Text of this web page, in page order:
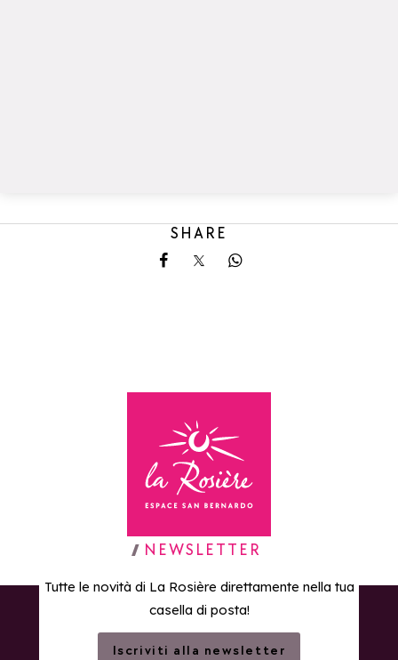
SHARE
Share on Facebook
Share on XShare on Whatsapp
Torna alla home page
NEWSLETTER
Tutte le novità di La Rosière direttamente nella tua
casella di posta!
Iscriviti alla newsletter